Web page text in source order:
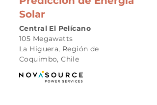
Solar
Central El Pelícano
105 Megawatts
La Higuera, Región de
Coquimbo, Chile